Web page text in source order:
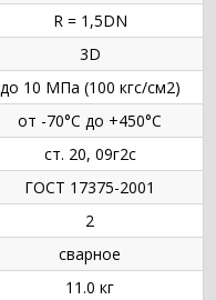
R = 1,5DN
3D
до 10 МПа (100 кгс/см2)
от -70°С до +450°С
ст. 20, 09г2с
ГОСТ 17375-2001
2
сварное
11.0 кг